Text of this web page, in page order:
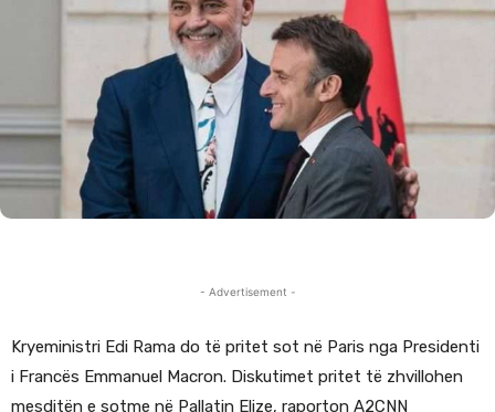
- Advertisement -
Kryeministri Edi Rama do të pritet sot në Paris nga Presidenti
i Francës Emmanuel Macron. Diskutimet pritet të zhvillohen
mesditën e sotme në Pallatin Elize, raporton A2CNN